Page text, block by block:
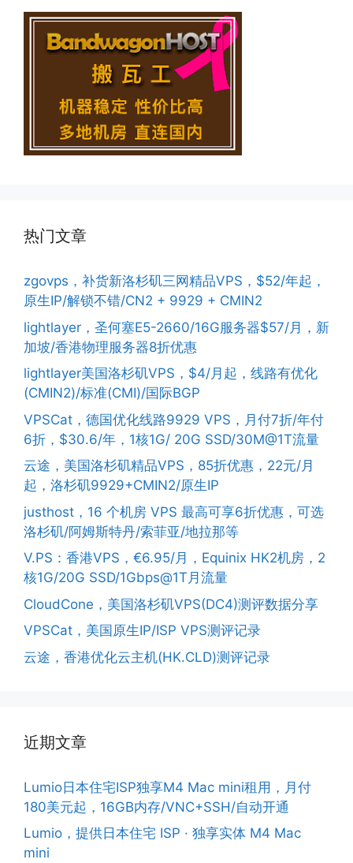
热门文章
zgovps，补货新洛杉矶三网精品VPS，$52/年起，
原生IP/解锁不错/CN2 + 9929 + CMIN2
lightlayer，圣何塞E5-2660/16G服务器$57/月，新
加坡/香港物理服务器8折优惠
lightlayer美国洛杉矶VPS，$4/月起，线路有优化
(CMIN2)/标准(CMI)/国际BGP
VPSCat，德国优化线路9929 VPS，月付7折/年付
6折，$30.6/年，1核1G/ 20G SSD/30M@1T流量
云途，美国洛杉矶精品VPS，85折优惠，22元/月
起，洛杉矶9929+CMIN2/原生IP
justhost，16 个机房 VPS 最高可享6折优惠，可选
洛杉矶/阿姆斯特丹/索菲亚/地拉那等
V.PS：香港VPS，€6.95/月，Equinix HK2机房，2
核1G/20G SSD/1Gbps@1T月流量
CloudCone，美国洛杉矶VPS(DC4)测评数据分享
VPSCat，美国原生IP/ISP VPS测评记录
云途，香港优化云主机(HK.CLD)测评记录
近期文章
Lumio日本住宅ISP独享M4 Mac mini租用，月付
180美元起，16GB内存/VNC+SSH/自动开通
Lumio，提供日本住宅 ISP · 独享实体 M4 Mac
mini